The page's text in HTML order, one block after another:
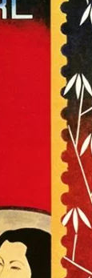
Label
Drager